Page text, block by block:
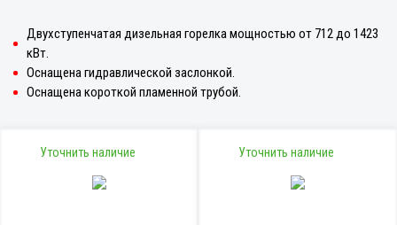
Двухступенчатая дизельная горелка мощностью от 712 до 1423
кВт.
Оснащена гидравлической заслонкой.
Оснащена короткой пламенной трубой.
Уточнить наличие Уточнить наличие